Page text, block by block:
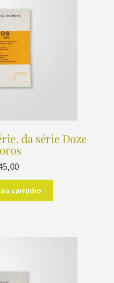
da série Doze
carrinho